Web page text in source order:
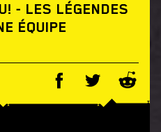
- LES LÉGENDES
ÉQUIPE